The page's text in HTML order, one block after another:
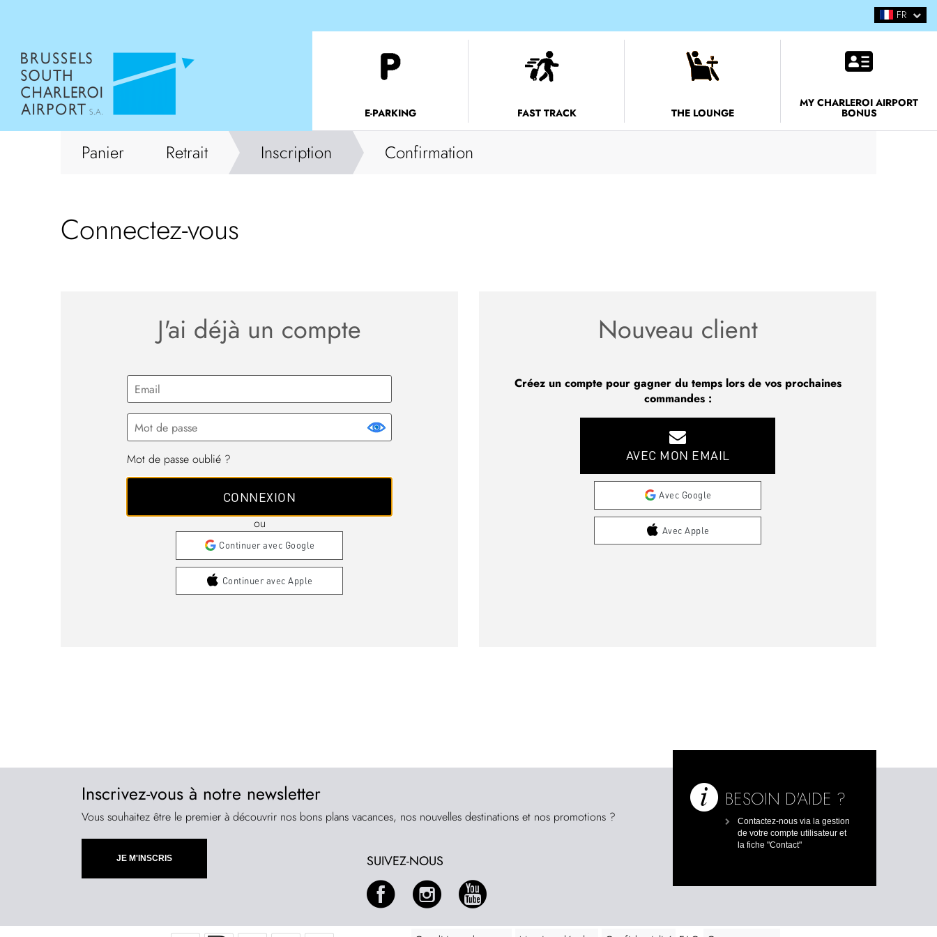
FR
EN
E-PARKING FAST TRACK THE LOUNGE
MY CHARLEROI AIRPORT
BONUS
Panier Retrait Inscription Confirmation
Connectez-vous
J'ai déjà un compte
Mot de passe oublié ?
ou
Continuer avec Google
Continuer avec Apple
Nouveau client
Créez un compte pour gagner du temps lors de vos prochaines
commandes :
AVEC MON EMAIL
Avec Google
Avec Apple
Inscrivez-vous à notre newsletter
Vous souhaitez être le premier à découvrir nos bons plans vacances, nos nouvelles destinations et nos promotions ?
SUIVEZ-NOUS
BESOIN D'AIDE ?
Contactez-nous via la gestion
de votre compte utilisateur et
la fiche "Contact"